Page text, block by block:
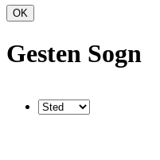
OK
Gesten Sogn